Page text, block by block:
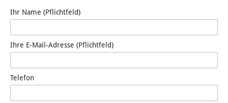
Ihr Name (Pflichtfeld)
Ihre E-Mail-Adresse (Pflichtfeld)
Telefon